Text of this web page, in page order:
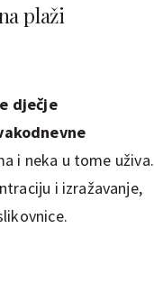
plaži
dječje
i neka u tome uživa.
i izražavanje,